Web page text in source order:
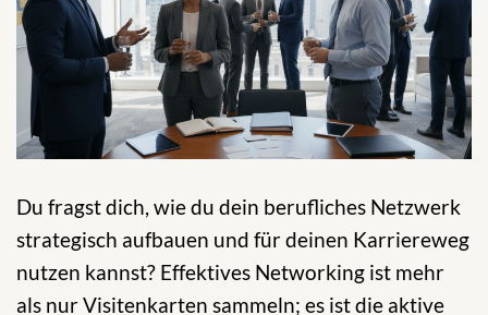
Du fragst dich, wie du dein berufliches Netzwerk
strategisch aufbauen und für deinen Karriereweg
nutzen kannst? Effektives Networking ist mehr
als nur Visitenkarten sammeln; es ist die aktive